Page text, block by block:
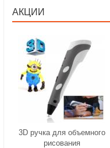
АКЦИИ
3D ручка для объемного
рисования